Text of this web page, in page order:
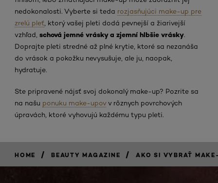
nedokonalosti. Vyberte si teda rozjasňujúci make-up pre
zrelú pleť , ktorý vašej pleti dodá pevnejší a žiarivejší
vzhľad, schová jemné vrásky a zjemní hlbšie vrásky.
Doprajte pleti stredné až plné krytie, ktoré sa nezanáša
do vrások a pokožku nevysušuje, ale ju, naopak,
hydratuje.
Ste pripravené nájsť svoj dokonalý make-up? Pozrite sa
na našu ponuku make-upovv rôznych povrchových
úpravách, ktoré vyhovujú každému typu pleti.
HOME / BEAUTY MAGAZINE / AKO SI VYBRAŤ